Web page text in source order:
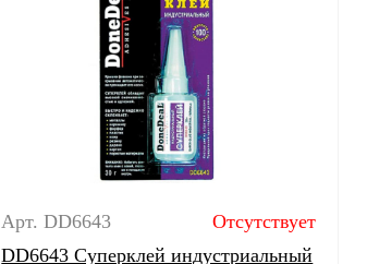
Арт. DD6643
Отсутствует
DD6643 Суперклей индустриальный